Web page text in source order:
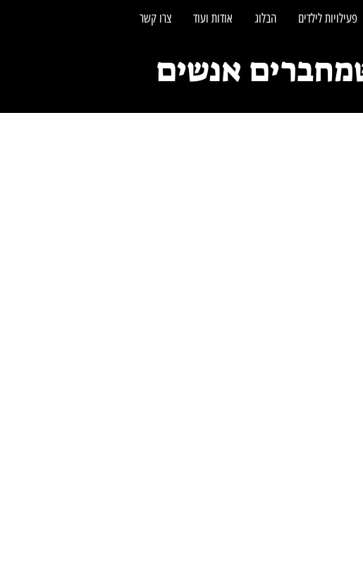
פעילויות לילדים הבלוג אודות ועוד צרו קשר